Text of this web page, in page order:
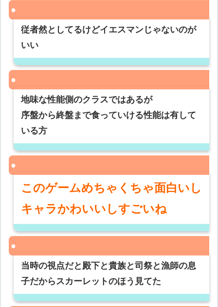
従者然としてるけどイエスマンじゃないのが
いい
地味な性能側のクラスではあるが
序盤から終盤まで食っていける性能は有して
いる方
このゲームめちゃくちゃ面白いし
キャラかわいいしすごいね
当時の視点だと殿下と貴族と司祭と漁師の息
子だからスカーレットのほう見てた